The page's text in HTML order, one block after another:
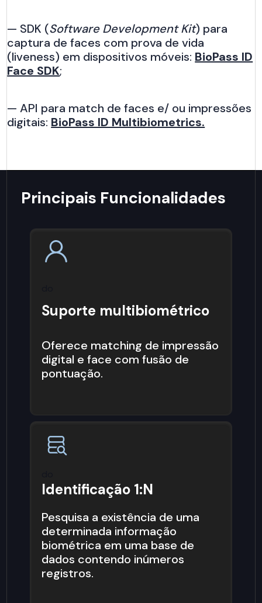
— SDK (Software Development Kit) para
captura de faces com prova de vida
(liveness) em dispositivos móveis: BioPass ID
Face SDK;
— API para match de faces e/ ou impressões
digitais: BioPass ID Multibiometrics.
Principais Funcionalidades
Suporte multibiométrico
Oferece matching de impressão
digital e face com fusão de
pontuação.
Identificação 1:N
Pesquisa a existência de uma
determinada informação
biométrica em uma base de
dados contendo inúmeros
registros.